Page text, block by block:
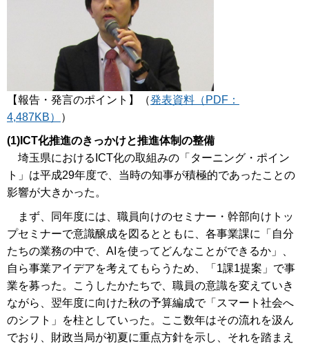
【報告・発言のポイント】（発表資料（PDF：
4,487KB）
）
(1)ICT化推進のきっかけと推進体制の整備
埼玉県におけるICT化の取組みの「ターニング・ポイン
ト」は平成29年度で、当時の知事が積極的であったことの
影響が大きかった。
まず、同年度には、職員向けのセミナー・幹部向けトッ
プセミナーで意識醸成を図るとともに、各事業課に「自分
たちの業務の中で、AIを使ってどんなことができるか」、
自ら事業アイデアを考えてもらうため、「1課1提案」で事
業を募った。こうしたかたちで、職員の意識を変えていき
ながら、翌年度に向けた秋の予算編成で「スマート社会へ
のシフト」を柱としていった。ここ数年はその流れを汲ん
でおり、財政当局が初夏に重点方針を示し、それを踏まえ